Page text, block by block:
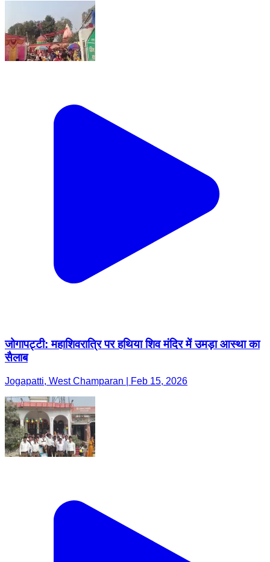
जोगापट्टी: महाशिवरात्रि पर हथिया शिव मंदिर में उमड़ा आस्था का
सैलाब
Jogapatti, West Champaran | Feb 15, 2026